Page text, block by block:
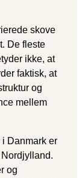
skove
De fleste
ikke, at
faktisk, at
og
mellem
Danmark er
og